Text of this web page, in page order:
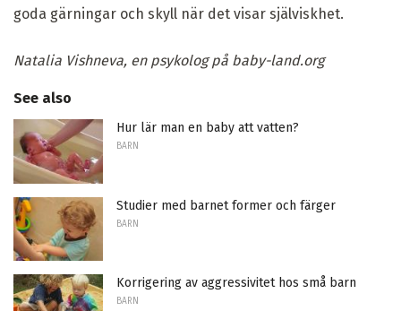
goda gärningar och skyll när det visar själviskhet.
Natalia Vishneva, en psykolog på baby-land.org
See also
Hur lär man en baby att vatten?
BARN
Studier med barnet former och färger
BARN
Korrigering av aggressivitet hos små barn
BARN